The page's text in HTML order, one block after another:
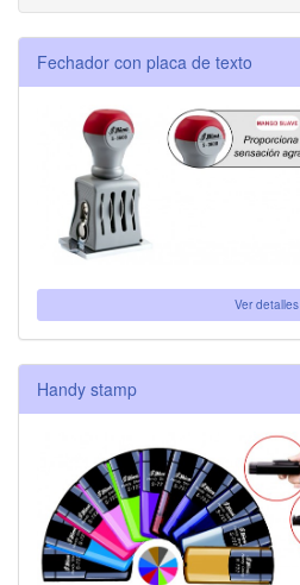
Fechador con placa de texto
Ver detalles
Handy stamp